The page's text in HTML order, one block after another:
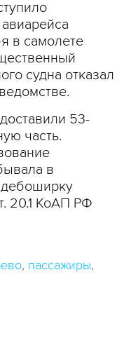
в самолете
судна отказал
53-
часть.
в
20.1 КоАП РФ
пассажиры